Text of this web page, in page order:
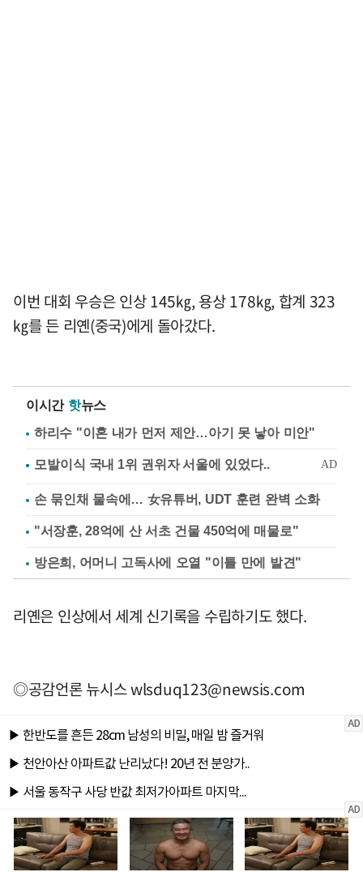
이번 대회 우승은 인상 145㎏, 용상 178㎏, 합계 323
㎏를 든 리옌(중국)에게 돌아갔다.
이시간 핫뉴스
하리수 "이혼 내가 먼저 제안…아기 못 낳아 미안"
손 묶인채 물속에… 女유튜버, UDT 훈련 완벽 소화
"서장훈, 28억에 산 서초 건물 450억에 매물로"
방은희, 어머니 고독사에 오열 "이틀 만에 발견"
리옌은 인상에서 세계 신기록을 수립하기도 했다.
◎공감언론 뉴시스wlsduq123@newsis.com